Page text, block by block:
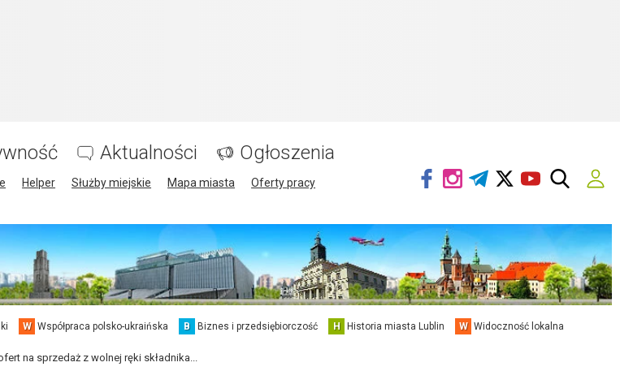
Aktualności Ogłoszenia
Helper Służby miejskie Mapa miasta
Oferty pracy
W Współpraca polsko-ukraińska B Biznes i przedsiębiorczość H Historia miasta Lublin W Widoczność lokalna
na sprzedaż z wolnej ręki składnika...